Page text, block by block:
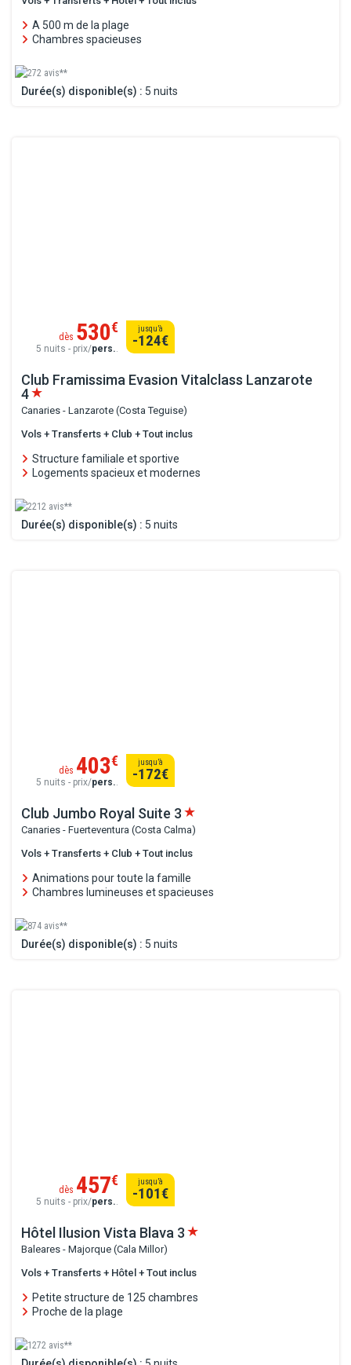
A 500 m de la plage
Chambres spacieuses
272 avis**
Durée(s) disponible(s) : 5 nuits
Club Framissima Evasion Vitalclass Lanzarote
4
Canaries - Lanzarote (Costa Teguise)
Vols + Transferts + Club + Tout inclus
Structure familiale et sportive
Logements spacieux et modernes
2212 avis**
Durée(s) disponible(s) : 5 nuits
dès 530€
5 nuits - prix/pers..
jusqu’à
-124€
Club Jumbo Royal Suite 3
Canaries - Fuerteventura (Costa Calma)
Vols + Transferts + Club + Tout inclus
Animations pour toute la famille
Chambres lumineuses et spacieuses
874 avis**
Durée(s) disponible(s) : 5 nuits
dès 403€
5 nuits - prix/pers..
jusqu’à
-172€
Hôtel Ilusion Vista Blava 3
Baleares - Majorque (Cala Millor)
Vols + Transferts + Hôtel + Tout inclus
Petite structure de 125 chambres
Proche de la plage
1272 avis**
dès 457€
5 nuits - prix/pers..
jusqu’à
-101€